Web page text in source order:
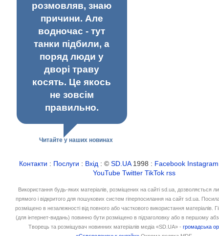
розмовляв, знаю
причини. Але
водночас - тут
танки підбили, а
поряд люди у
дворі траву
косять. Це якось
не зовсім
правильно.
Читайте у наших новинах
Контакти : Послуги : Вхід : ©SD.UA1998 : Facebook Instagram
YouTube Twitter TikTok rss
Використання будь-яких матеріалів, розміщених на сайті sd.ua, дозволяється
прямого і відкритого для пошукових систем гіперпосилання на сайт sd.ua.
розміщено в незалежності від повного або часткового використання матеріалів.
(для інтернет-видань) повинно бути розміщено в підзаголовку або в першому
Творець та розміщувач новинних матеріалів медіа «SD.UA» -громадська